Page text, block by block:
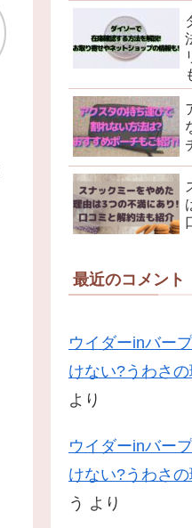
最近のコメント
ウイダーinバー
けない?うわさ
より
ウイダーinバー
けない?うわさ
う より